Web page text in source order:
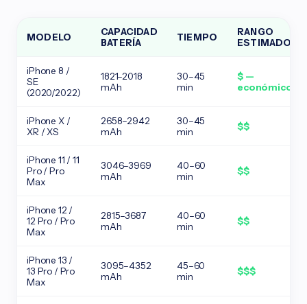
MODELO
CAPACIDAD
BATERÍA
TIEMPO
RANGO
ESTIMADO
iPhone 8 /
SE
(2020/2022)
1821–2018
mAh
30–45
min
$ —
económico
iPhone X /
XR / XS
2658–2942
mAh
30–45
min
$$
iPhone 11 / 11
Pro / Pro
Max
3046–3969
mAh
40–60
min
$$
iPhone 12 /
12 Pro / Pro
Max
2815–3687
mAh
40–60
min
$$
iPhone 13 /
13 Pro / Pro
Max
3095–4352
mAh
45–60
min
$$$